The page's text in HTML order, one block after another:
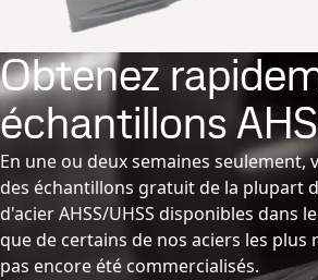
Obtenez
échantillons
En une ou deux semaines seulement,
des échantillons gratuit de la plupart
d'acier AHSS/UHSS disponibles dans
que de certains de nos aciers les plus
pas encore été commercialisés.